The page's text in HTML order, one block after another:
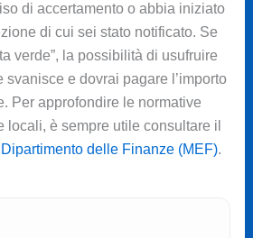
di accertamento o abbia iniziato
di cui sei stato notificato. Se
verde”, la possibilità di usufruire
e dovrai pagare l’importo
Per approfondire le normative
locali, è sempre utile consultare il
Dipartimento delle Finanze (MEF).